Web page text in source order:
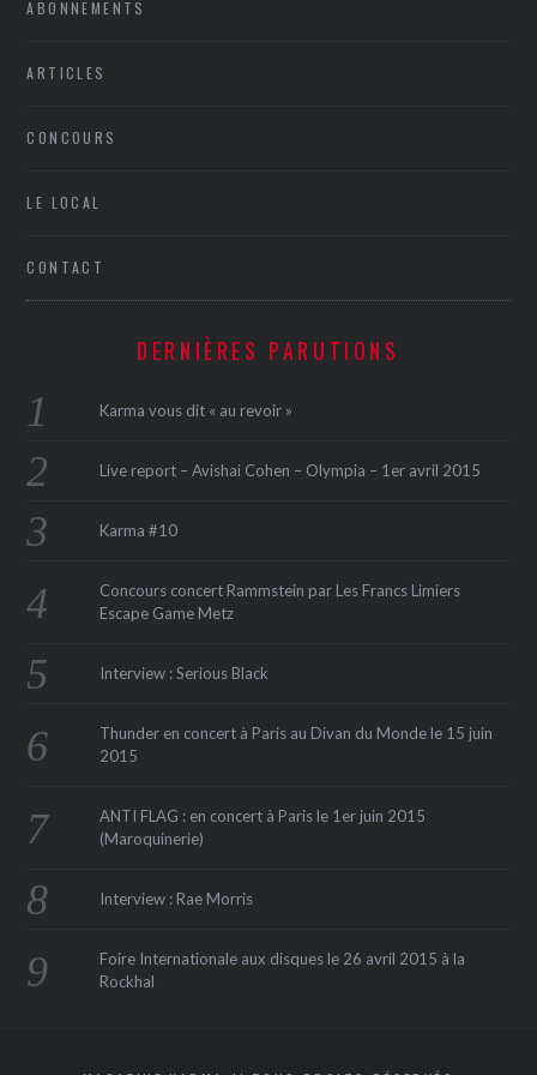
ABONNEMENTS
ARTICLES
CONCOURS
LE LOCAL
CONTACT
DERNIÈRES PARUTIONS
Karma vous dit « au revoir »
Live report – Avishai Cohen – Olympia – 1er avril 2015
Karma #10
Concours concert Rammstein par Les Francs Limiers
Escape Game Metz
Interview : Serious Black
Thunder en concert à Paris au Divan du Monde le 15 juin
2015
ANTI FLAG : en concert à Paris le 1er juin 2015
(Maroquinerie‏)
Interview : Rae Morris
Foire Internationale aux disques le 26 avril 2015 à la
Rockhal